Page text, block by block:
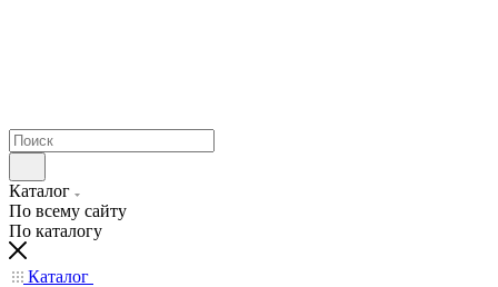
Каталог
По всему сайту
По каталогу
Каталог